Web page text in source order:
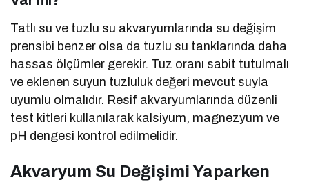
Tatlı su ve tuzlu su akvaryumlarında su değişim
prensibi benzer olsa da tuzlu su tanklarında daha
hassas ölçümler gerekir. Tuz oranı sabit tutulmalı
ve eklenen suyun tuzluluk değeri mevcut suyla
uyumlu olmalıdır. Resif akvaryumlarında düzenli
test kitleri kullanılarak kalsiyum, magnezyum ve
pH dengesi kontrol edilmelidir.
Akvaryum Su Değişimi Yaparken